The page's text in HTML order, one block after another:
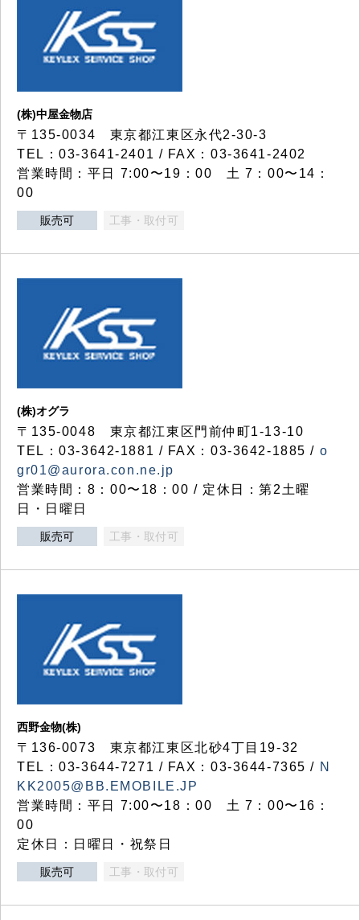
(株)中屋金物店
〒135-0034 東京都江東区永代2-30-3
TEL：03-3641-2401 / FAX：03-3641-2402
営業時間：平日 7:00〜19：00 土 7：00〜14：
00
販売可 工事・取付可
(株)オグラ
〒135-0048 東京都江東区門前仲町1-13-10
TEL：03-3642-1881 / FAX：03-3642-1885 / o
gr01@aurora.con.ne.jp
営業時間：8：00〜18：00 / 定休日：第2土曜
日・日曜日
販売可 工事・取付可
西野金物(株)
〒136-0073 東京都江東区北砂4丁目19-32
TEL：03‐3644‐7271 / FAX：03-3644-7365 / N
KK2005@BB.EMOBILE.JP
営業時間：平日 7:00〜18：00 土 7：00〜16：
00
定休日：日曜日・祝祭日
販売可 工事・取付可